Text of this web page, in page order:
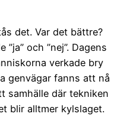
det. Var det bättre?
och ”nej”. Dagens
verkade bry
genvägar fanns att nå
samhälle där tekniken
blir alltmer kylslaget.